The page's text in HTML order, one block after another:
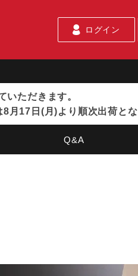
ログイン
ただきます。
月17日(月)より順次出荷とな
Q&A